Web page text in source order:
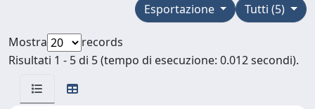
Tutti (5)
Esportazione
Mostra
records
Risultati 1 - 5 di 5 (tempo di esecuzione: 0.012 secondi).